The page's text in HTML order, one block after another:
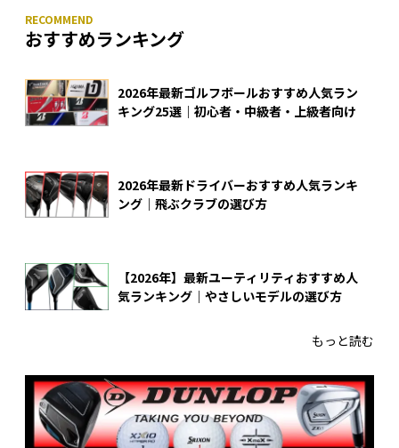
おすすめランキング
2026年最新ゴルフボールおすすめ人気ラン
キング25選｜初心者・中級者・上級者向け
2026年最新ドライバーおすすめ人気ランキ
ング｜飛ぶクラブの選び方
【2026年】最新ユーティリティおすすめ人
気ランキング｜やさしいモデルの選び方
もっと読む